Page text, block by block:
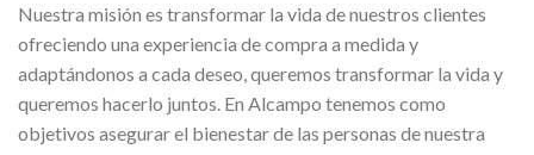
Nuestra misión es transformar la vida de nuestros clientes
ofreciendo una experiencia de compra a medida y
adaptándonos a cada deseo, queremos transformar la vida y
queremos hacerlo juntos. En Alcampo tenemos como
objetivos asegurar el bienestar de las personas de nuestra